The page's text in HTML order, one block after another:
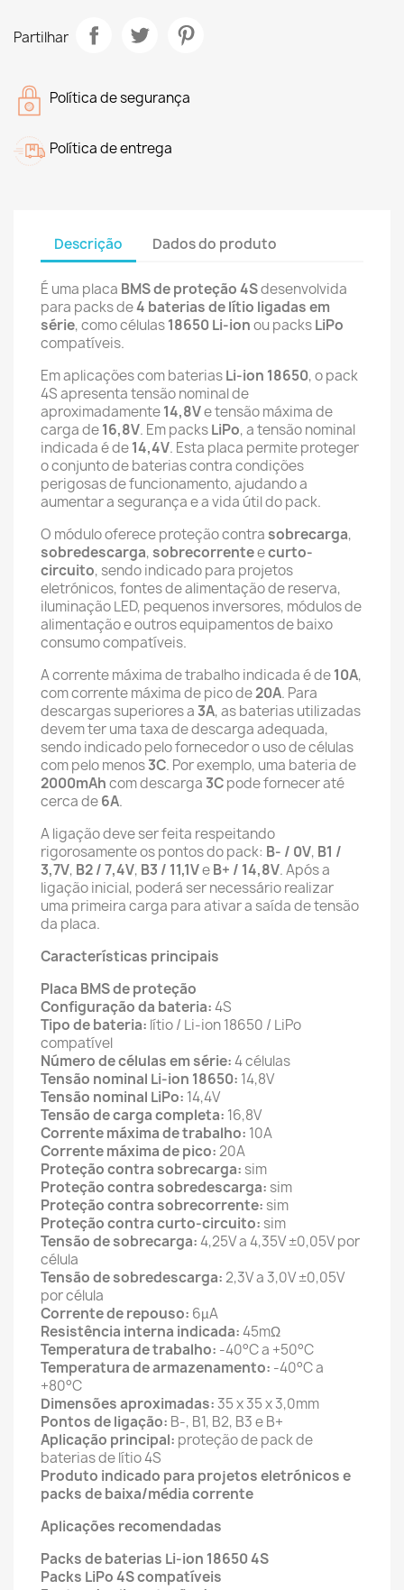
Partilhar
Política de segurança
Política de entrega
Descrição Dados do produto
É uma placa BMS de proteção 4Sdesenvolvida
para packs de4 baterias de lítio ligadas em
série, como células18650 Li-ionou packsLiPo
compatíveis.
Em aplicações com bateriasLi-ion 18650, o pack
4S apresenta tensão nominal de
aproximadamente14,8Ve tensão máxima de
carga de16,8V. Em packsLiPo, a tensão nominal
indicada é de14,4V. Esta placa permite proteger
o conjunto de baterias contra condições
perigosas de funcionamento, ajudando a
aumentar a segurança e a vida útil do pack.
O módulo oferece proteção contrasobrecarga,
sobredescarga,sobrecorrenteecurto-
circuito, sendo indicado para projetos
eletrónicos, fontes de alimentação de reserva,
iluminação LED, pequenos inversores, módulos de
alimentação e outros equipamentos de baixo
consumo compatíveis.
A corrente máxima de trabalho indicada é de10A,
com corrente máxima de pico de20A. Para
descargas superiores a3A, as baterias utilizadas
devem ter uma taxa de descarga adequada,
sendo indicado pelo fornecedor o uso de células
com pelo menos3C. Por exemplo, uma bateria de
2000mAhcom descarga3Cpode fornecer até
cerca de6A.
A ligação deve ser feita respeitando
rigorosamente os pontos do pack: B- / 0V, B1 /
3,7V, B2 / 7,4V, B3 / 11,1VeB+ / 14,8V. Após a
ligação inicial, poderá ser necessário realizar
uma primeira carga para ativar a saída de tensão
da placa.
Características principais
Placa BMS de proteção
Configuração da bateria:4S
Tipo de bateria: lítio / Li-ion 18650 / LiPo
compatível
Número de células em série:4 células
Tensão nominal Li-ion 18650: 14,8V
Tensão nominal LiPo: 14,4V
Tensão de carga completa: 16,8V
Corrente máxima de trabalho: 10A
Corrente máxima de pico:20A
Proteção contra sobrecarga: sim
Proteção contra sobredescarga: sim
Proteção contra sobrecorrente: sim
Proteção contra curto-circuito: sim
Tensão de sobrecarga:4,25V a 4,35V ±0,05V por
célula
Tensão de sobredescarga:2,3V a 3,0V ±0,05V
por célula
Corrente de repouso: 6µA
Resistência interna indicada:45mΩ
Temperatura de trabalho: -40°C a +50°C
Temperatura de armazenamento: -40°C a
+80°C
Dimensões aproximadas:35 x 35 x 3,0mm
Pontos de ligação: B-, B1, B2, B3 e B+
Aplicação principal: proteção de pack de
baterias de lítio 4S
Produto indicado para projetos eletrónicos e
packs de baixa/média corrente
Aplicações recomendadas
Packs de baterias Li-ion 18650 4S
Packs LiPo 4S compatíveis